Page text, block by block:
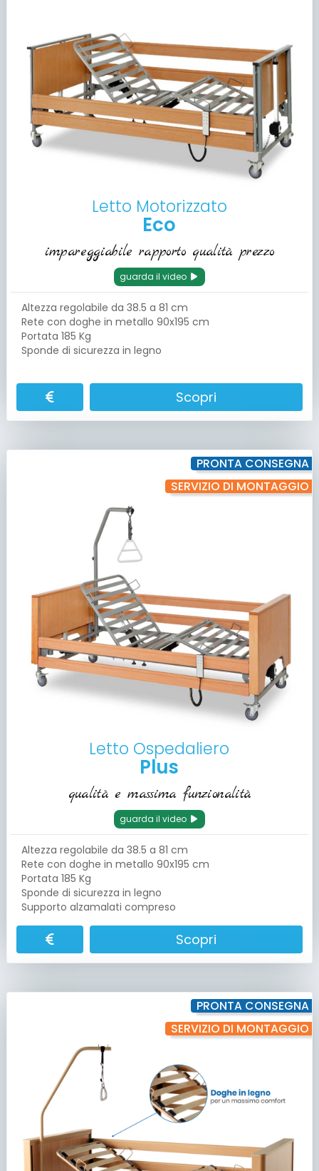
Letto Motorizzato
Eco
impareggiabile rapporto qualità prezzo
guarda il video
Altezza regolabile da 38.5 a 81 cm
Rete con doghe in metallo 90x195 cm
Portata 185 Kg
Sponde di sicurezza in legno
Scopri
PRONTA CONSEGNA
SERVIZIO DI MONTAGGIO
Letto Ospedaliero
Plus
qualità e massima funzionalità
guarda il video
Altezza regolabile da 38.5 a 81 cm
Rete con doghe in metallo 90x195 cm
Portata 185 Kg
Sponde di sicurezza in legno
Supporto alzamalati compreso
Scopri
PRONTA CONSEGNA
SERVIZIO DI MONTAGGIO